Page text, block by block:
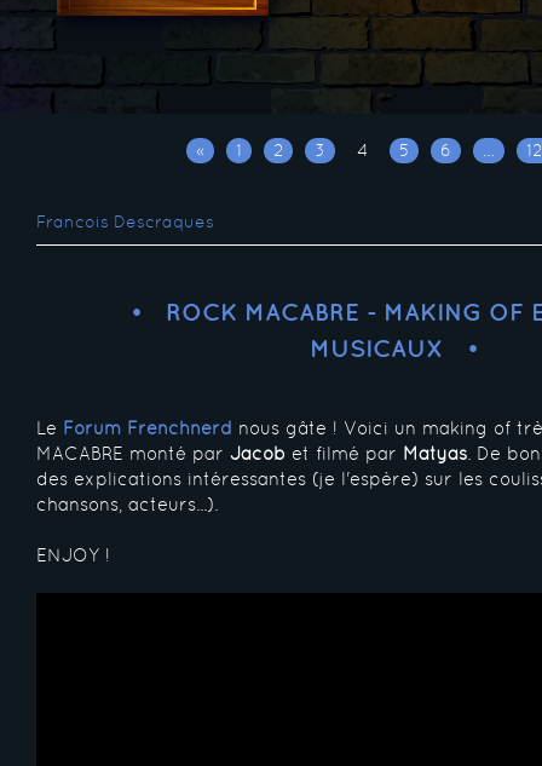
« 1 2 3 4 5 6
Francois Descraques
ROCK MACABRE - MAKING OF
MUSICAUX
Le Forum Frenchnerd nous gâte ! Voici un making of
MACABRE monté par Jacob et filmé par Matyas . De
des explications intéressantes (je l'espère) sur les
chansons, acteurs...).
ENJOY !